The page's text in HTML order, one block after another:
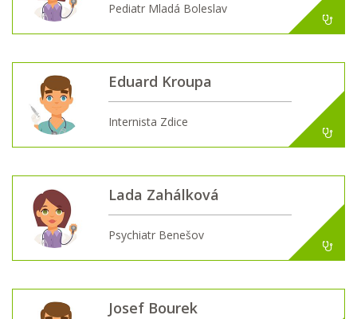
Pediatr Mladá Boleslav
Eduard Kroupa
Internista Zdice
Lada Zahálková
Psychiatr Benešov
Josef Bourek